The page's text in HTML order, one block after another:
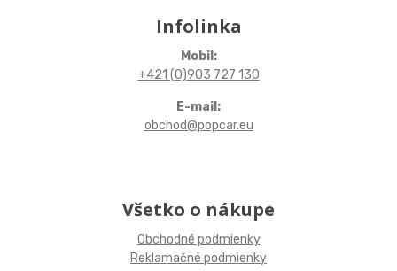
Infolinka
Mobil:
+421 (0)903 727 130
E-mail:
obchod@popcar.eu
Všetko o nákupe
Obchodné podmienky
Reklamačné podmienky